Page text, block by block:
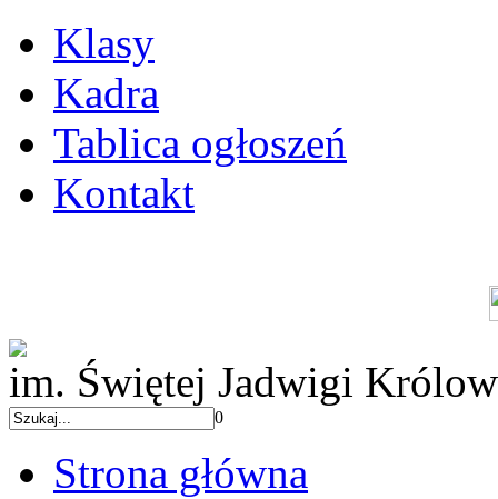
Klasy
Kadra
Tablica ogłoszeń
Kontakt
im. Świętej Jadwigi
0
Strona główna